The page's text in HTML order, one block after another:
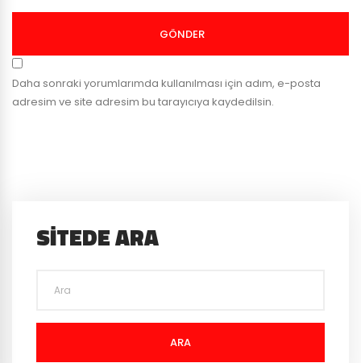
GÖNDER
Daha sonraki yorumlarımda kullanılması için adım, e-posta
adresim ve site adresim bu tarayıcıya kaydedilsin.
SITEDE ARA
ARA